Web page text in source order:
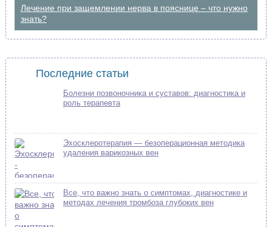
Лечение при защемлении нерва в пояснице – что нужно
знать?
Последние статьи
Болезни позвоночника и суставов: диагностика и
роль терапевта
Эхосклеротерапия — безоперационная методика
удаления варикозных вен
Все, что важно знать о симптомах, диагностике и
методах лечения тромбоза глубоких вен